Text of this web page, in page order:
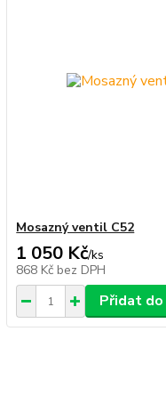
Mosazný ventil C52
1 050 Kč/ks
868 Kč bez DPH
Přidat do